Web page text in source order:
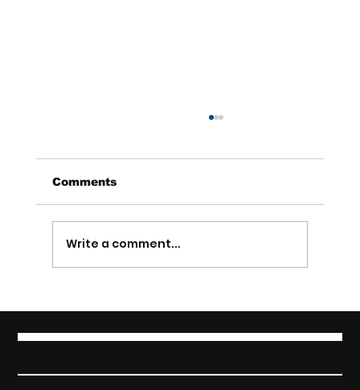
mais do que imaginas
Comments
Write a comment...